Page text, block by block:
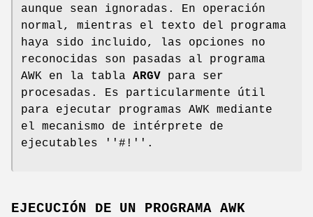
aunque sean ignoradas. En operación
normal, mientras el texto del programa
haya sido incluido, las opciones no
reconocidas son pasadas al programa
AWK en la tabla ARGV para ser
procesadas. Es particularmente útil
para ejecutar programas AWK mediante
el mecanismo de intérprete de
ejecutables ''#!''.
EJECUCIÓN DE UN PROGRAMA AWK